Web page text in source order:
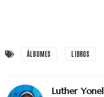
ÁLBUMES LIBROS
Luther Yonel